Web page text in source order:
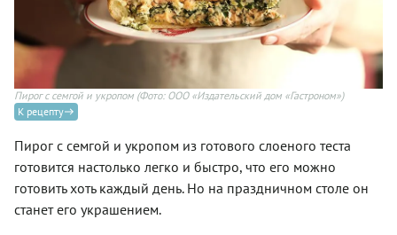
Пирог с семгой и укропом (Фото: ООО «Издательский дом «Гастроном»)
К рецепту
Пирог с семгой и укропом из готового слоеного теста
готовится настолько легко и быстро, что его можно
готовить хоть каждый день. Но на праздничном столе он
станет его украшением.